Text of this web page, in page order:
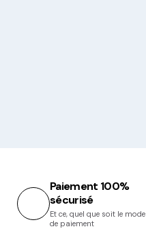
Paiement 100%
sécurisé
Et ce, quel que soit le mode
de paiement